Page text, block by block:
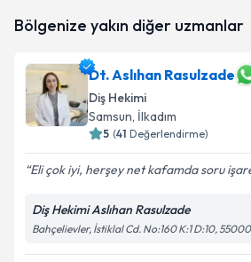
Bölgenize yakın diğer uzmanlar
Dt. Aslıhan Rasulzade
Diş Hekimi
Samsun, İlkadım
5 (41 Değerlendirme)
Eli çok iyi, herşey net kafamda soru
Diş Hekimi Aslıhan Rasulzade
Bahçelievler, İstiklal Cd. No:160 K:1 D:10, 55000